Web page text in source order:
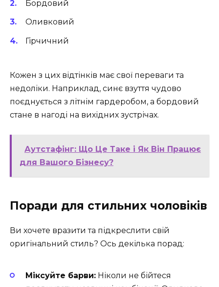
Бордовий
Оливковий
Гірчичний
Кожен з цих відтінків має свої переваги та
недоліки. Наприклад, синє взуття чудово
поєднується з літнім гардеробом, а бордовий
стане в нагоді на вихідних зустрічах.
Аутстафінг: Що Це Таке і Як Він Працює
для Вашого Бізнесу?
Поради для стильних чоловіків
Ви хочете вразити та підкреслити свій
оригінальний стиль? Ось декілька порад:
Міксуйте барви: Ніколи не бійтеся